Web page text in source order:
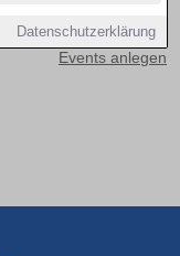
Datenschutzerklärung
Events anlegen